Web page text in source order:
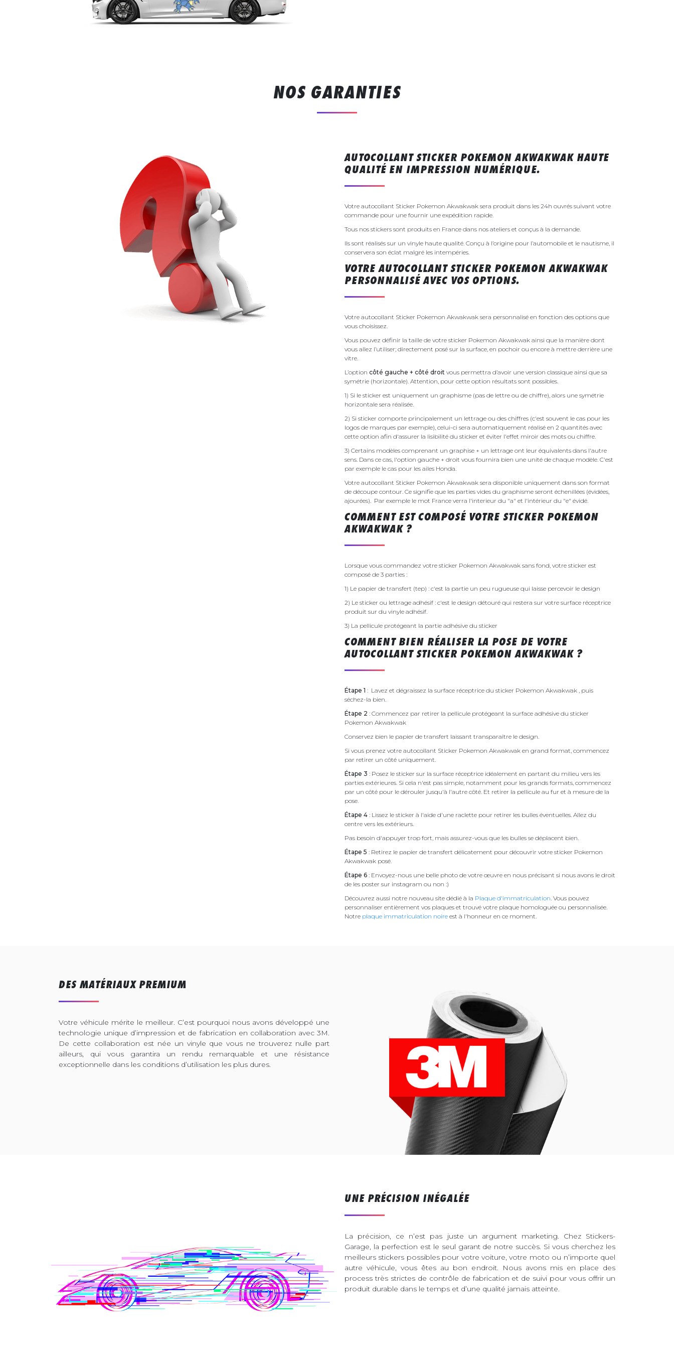
NOS GARANTIES
AUTOCOLLANT STICKER POKEMON AKWAKWAK HAUTE
QUALITÉ EN IMPRESSION NUMÉRIQUE.
Votre autocollant Sticker Pokemon Akwakwak sera produit dans les 24h ouvrés suivant votre
commande pour une fournir une expédition rapide.
Tous nos stickers sont produits en France dans nos ateliers et conçus à la demande.
Ils sont réalisés sur un vinyle haute qualité. Conçu à l’origine pour l’automobile et le nautisme, il
conservera son éclat malgré les intempéries.
VOTRE AUTOCOLLANT STICKER POKEMON AKWAKWAK
PERSONNALISÉ AVEC VOS OPTIONS.
Votre autocollant Sticker Pokemon Akwakwak sera personnalisé en fonction des options que
vous choisissez.
Vous pouvez définir la taille de votre sticker Pokemon Akwakwak ainsi que la manière dont
vous allez l’utiliser; directement posé sur la surface, en pochoir ou encore à mettre derrière une
vitre.
L’option côté gauche + côté droit vous permettra d’avoir une version classique ainsi que sa
symétrie (horizontale). Attention, pour cette option résultats sont possibles.
1) Si le sticker est uniquement un graphisme (pas de lettre ou de chiffre), alors une symétrie
horizontale sera réalisée.
2) Si sticker comporte principalement un lettrage ou des chiffres (c'est souvent le cas pour les
logos de marques par exemple), celui-ci sera automatiquement réalisé en 2 quantités avec
cette option afin d'assurer la lisibilité du sticker et éviter l'effet miroir des mots ou chiffre.
3) Certains modèles comprenant un graphise + un lettrage ont leur équivalents dans l'autre
sens. Dans ce cas, l'option gauche + droit vous fournira bien une unité de chaque modèle. C'est
par exemple le cas pour les ailes Honda.
Votre autocollant Sticker Pokemon Akwakwak sera disponible uniquement dans son format
de découpe contour. Ce signifie que les parties vides du graphisme seront échenillées (évidées,
ajourées). Par exemple le mot France verra l'interieur du "a" et l'intérieur du "e" évidé.
COMMENT EST COMPOSÉ VOTRE STICKER POKEMON
AKWAKWAK ?
Lorsque vous commandez votre sticker Pokemon Akwakwak sans fond, votre sticker est
composé de 3 parties :
1) Le papier de transfert (tep) : c'est la partie un peu rugueuse qui laisse percevoir le design
2) Le sticker ou lettrage adhésif : c'est le design détouré qui restera sur votre surface réceptrice
produit sur du vinyle adhésif.
3) La pellicule protégeant la partie adhésive du sticker
COMMENT BIEN RÉALISER LA POSE DE VOTRE
AUTOCOLLANT STICKER POKEMON AKWAKWAK ?
Étape 1 : Lavez et dégraissez la surface réceptrice du sticker Pokemon Akwakwak , puis
séchez-la bien.
Étape 2 : Commencez par retirer la pellicule protégeant la surface adhésive du sticker
Pokemon Akwakwak
Conservez bien le papier de transfert laissant transparaître le design.
Si vous prenez votre autocollant Sticker Pokemon Akwakwak en grand format, commencez
par retirer un côté uniquement.
Étape 3 : Posez le sticker sur la surface réceptrice idéalement en partant du milieu vers les
parties extérieures. Si cela n'est pas simple, notamment pour les grands formats, commencez
par un côté pour le dérouler jusqu'à l'autre côté. Et retirer la pellicule au fur et à mesure de la
pose.
Étape 4 : Lissez le sticker à l'aide d'une raclette pour retirer les bulles éventuelles. Allez du
centre vers les extérieurs.
Pas besoin d'appuyer trop fort, mais assurez-vous que les bulles se déplacent bien.
Étape 5 : Retirez le papier de transfert délicatement pour découvrir votre sticker Pokemon
Akwakwak posé.
Étape 6 : Envoyez-nous une belle photo de votre œuvre en nous précisant si nous avons le droit
de les poster sur instagram ou non :)
Découvrez aussi notre nouveau site dédié à la Plaque d'immatriculation . Vous pouvez
personnaliser entièrement vos plaques et trouvé votre plaque homologuée ou personnalisée.
Notre plaque immatriculation noire est à l'honneur en ce moment.
DES MATÉRIAUX PREMIUM
Votre véhicule mérite le meilleur. C’est pourquoi nous avons développé une
technologie unique d’impression et de fabrication en collaboration avec 3M.
De cette collaboration est née un vinyle que vous ne trouverez nulle part
ailleurs, qui vous garantira un rendu remarquable et une résistance
exceptionnelle dans les conditions d’utilisation les plus dures.
UNE PRÉCISION INÉGALÉE
La précision, ce n’est pas juste un argument marketing. Chez Stickers-
Garage, la perfection est le seul garant de notre succès. Si vous cherchez les
meilleurs stickers possibles pour votre voiture, votre moto ou n’importe quel
autre véhicule, vous êtes au bon endroit. Nous avons mis en place des
process très strictes de contrôle de fabrication et de suivi pour vous offrir un
produit durable dans le temps et d’une qualité jamais atteinte.